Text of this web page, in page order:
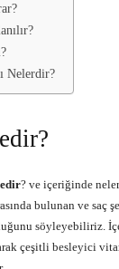
Nelerdir?
? ve içeriğinde
bulunan ve saç
söyleyebiliriz.
çeşitli besleyici